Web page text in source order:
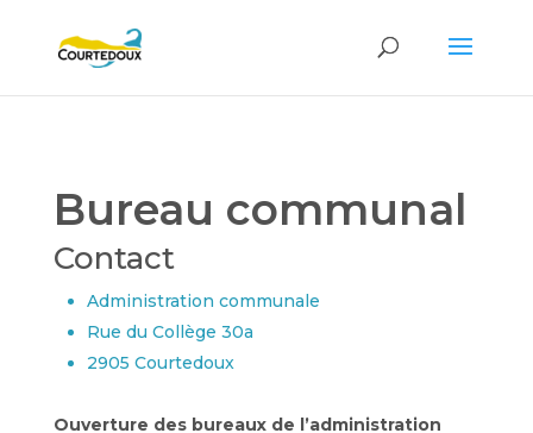
Bureau communal
Contact
Administration communale
Rue du Collège 30a
2905 Courtedoux
Ouverture des bureaux de l’administration